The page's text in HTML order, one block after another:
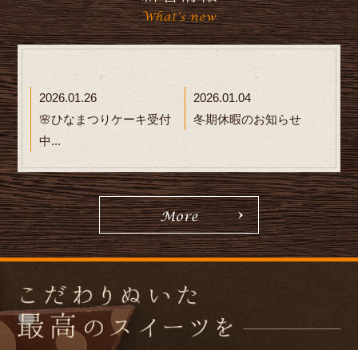
2026.01.26
🌸ひなまつりケーキ受付
中...
2026.01.04
冬期休暇のお知らせ